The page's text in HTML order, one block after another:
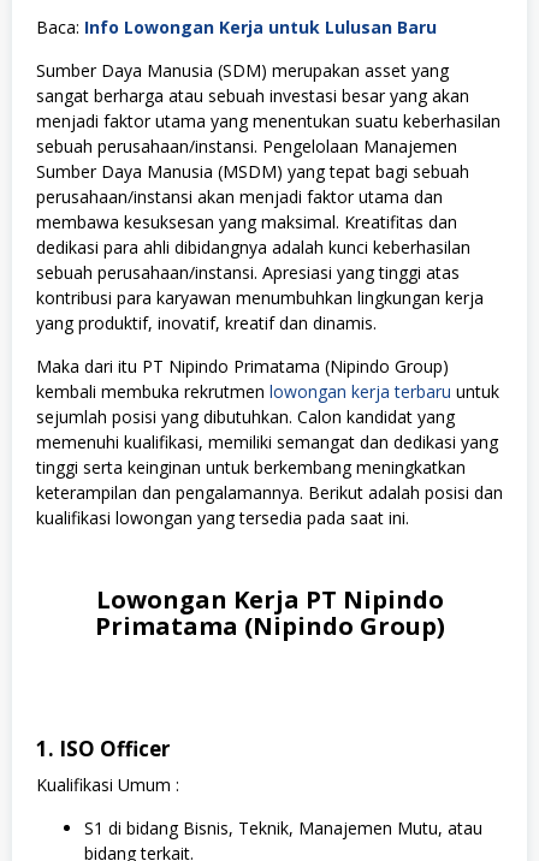
Baca: Info Lowongan Kerja untuk Lulusan Baru
Sumber Daya Manusia (SDM) merupakan asset yang
sangat berharga atau sebuah investasi besar yang akan
menjadi faktor utama yang menentukan suatu keberhasilan
sebuah perusahaan/instansi. Pengelolaan Manajemen
Sumber Daya Manusia (MSDM) yang tepat bagi sebuah
perusahaan/instansi akan menjadi faktor utama dan
membawa kesuksesan yang maksimal. Kreatifitas dan
dedikasi para ahli dibidangnya adalah kunci keberhasilan
sebuah perusahaan/instansi. Apresiasi yang tinggi atas
kontribusi para karyawan menumbuhkan lingkungan kerja
yang produktif, inovatif, kreatif dan dinamis.
Maka dari itu PT Nipindo Primatama (Nipindo Group)
kembali membuka rekrutmen lowongan kerja terbaru untuk
sejumlah posisi yang dibutuhkan. Calon kandidat yang
memenuhi kualifikasi, memiliki semangat dan dedikasi yang
tinggi serta keinginan untuk berkembang meningkatkan
keterampilan dan pengalamannya. Berikut adalah posisi dan
kualifikasi lowongan yang tersedia pada saat ini.
Lowongan Kerja PT Nipindo
Primatama (Nipindo Group)
1. ISO Officer
Kualifikasi Umum :
S1 di bidang Bisnis, Teknik, Manajemen Mutu, atau
bidang terkait.